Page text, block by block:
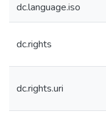
dc.language.iso
dc.rights
dc.rights.uri